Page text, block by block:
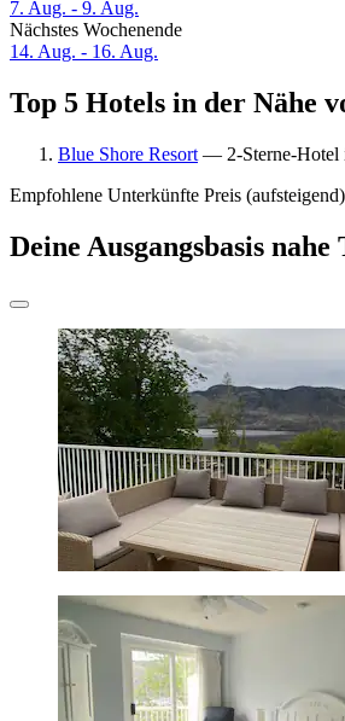
7. Aug. - 9. Aug.
Nächstes Wochenende
14. Aug. - 16. Aug.
Top 5 Hotels in der Nähe
Blue Shore Resort — 2-Sterne-Hotel
Empfohlene Unterkünfte Preis (aufsteigend)
Deine Ausgangsbasis